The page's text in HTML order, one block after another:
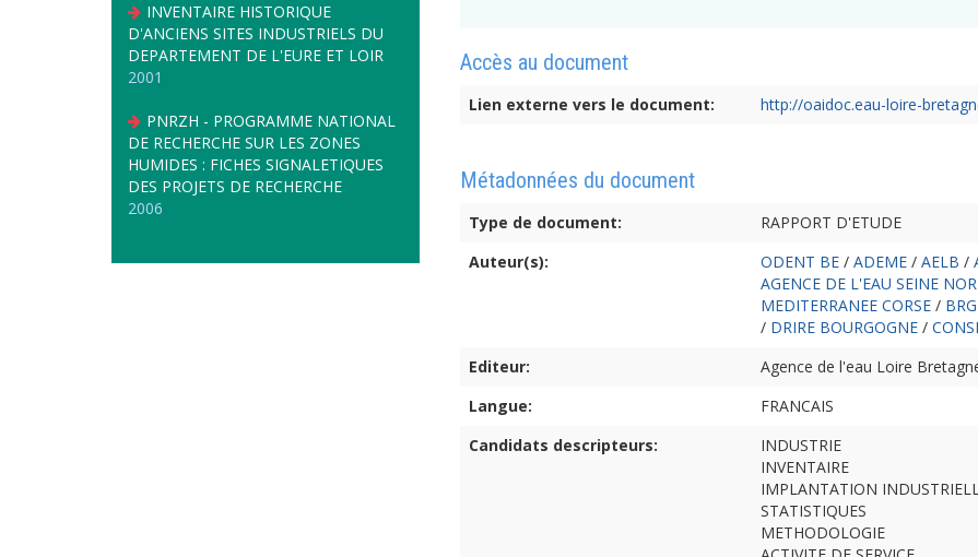
INVENTAIRE HISTORIQUE
D'ANCIENS SITES INDUSTRIELS DU
DEPARTEMENT DE L'EURE ET LOIR
2001
PNRZH - PROGRAMME NATIONAL
DE RECHERCHE SUR LES ZONES
HUMIDES : FICHES SIGNALETIQUES
DES PROJETS DE RECHERCHE
2006
Accès au document
Lien externe vers le document: http://oaidoc.eau-loire-
Métadonnées du document
Type de document:
RAPPORT D'ETUDE
Auteur(s):
ODENT BE /ADEME /AELB /
AGENCE DE L'EAU SEINE
MEDITERRANEE CORSE /
/ DRIRE BOURGOGNE /
Editeur:
Agence de l'eau Loire
Langue:
FRANCAIS
Candidats descripteurs:
INDUSTRIE
INVENTAIRE
IMPLANTATION
STATISTIQUES
METHODOLOGIE